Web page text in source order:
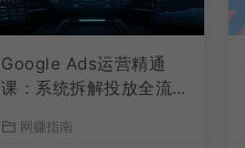
Google Ads运营精通
课：系统拆解投放全流
投产回报率
网赚指南